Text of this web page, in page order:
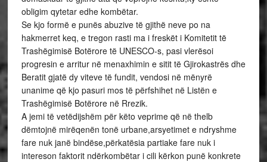
obligim qytetar edhe kombëtar.
Se kjo formë e punës abuzive të gjithë neve po na
hakmerret keq, e tregon rasti ma i freskët i Komitetit të
Trashëgimisë Botërore të UNESCO-s, pasi vlerësoi
progresin e arritur në menaxhimin e sitit të Gjirokastrës dhe
Beratit gjatë dy viteve të fundit, vendosi në mënyrë
unanime që kjo pasuri mos të përfshihet në Listën e
Trashëgimisë Botërore në Rrezik.
A jemi të vetëdijshëm për këto veprime që në thelb
dëmtojnë mirëqenën tonë urbane,arsyetimet e ndryshme
fare nuk janë bindëse,përkatësia partiake fare nuk i
intereson faktorit ndërkombëtar i cili kërkon punë konkrete